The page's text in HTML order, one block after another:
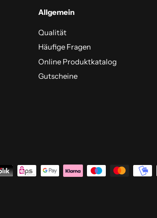
Allgemein
Qualität
Häufige Fragen
Online Produktkatalog
Gutscheine